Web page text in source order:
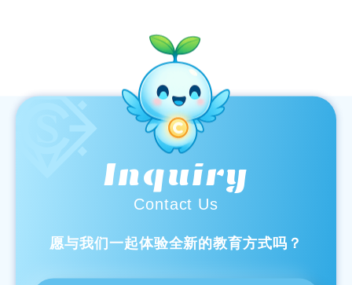
Inquiry
Contact Us
愿与我们一起体验全新的教育方式吗？